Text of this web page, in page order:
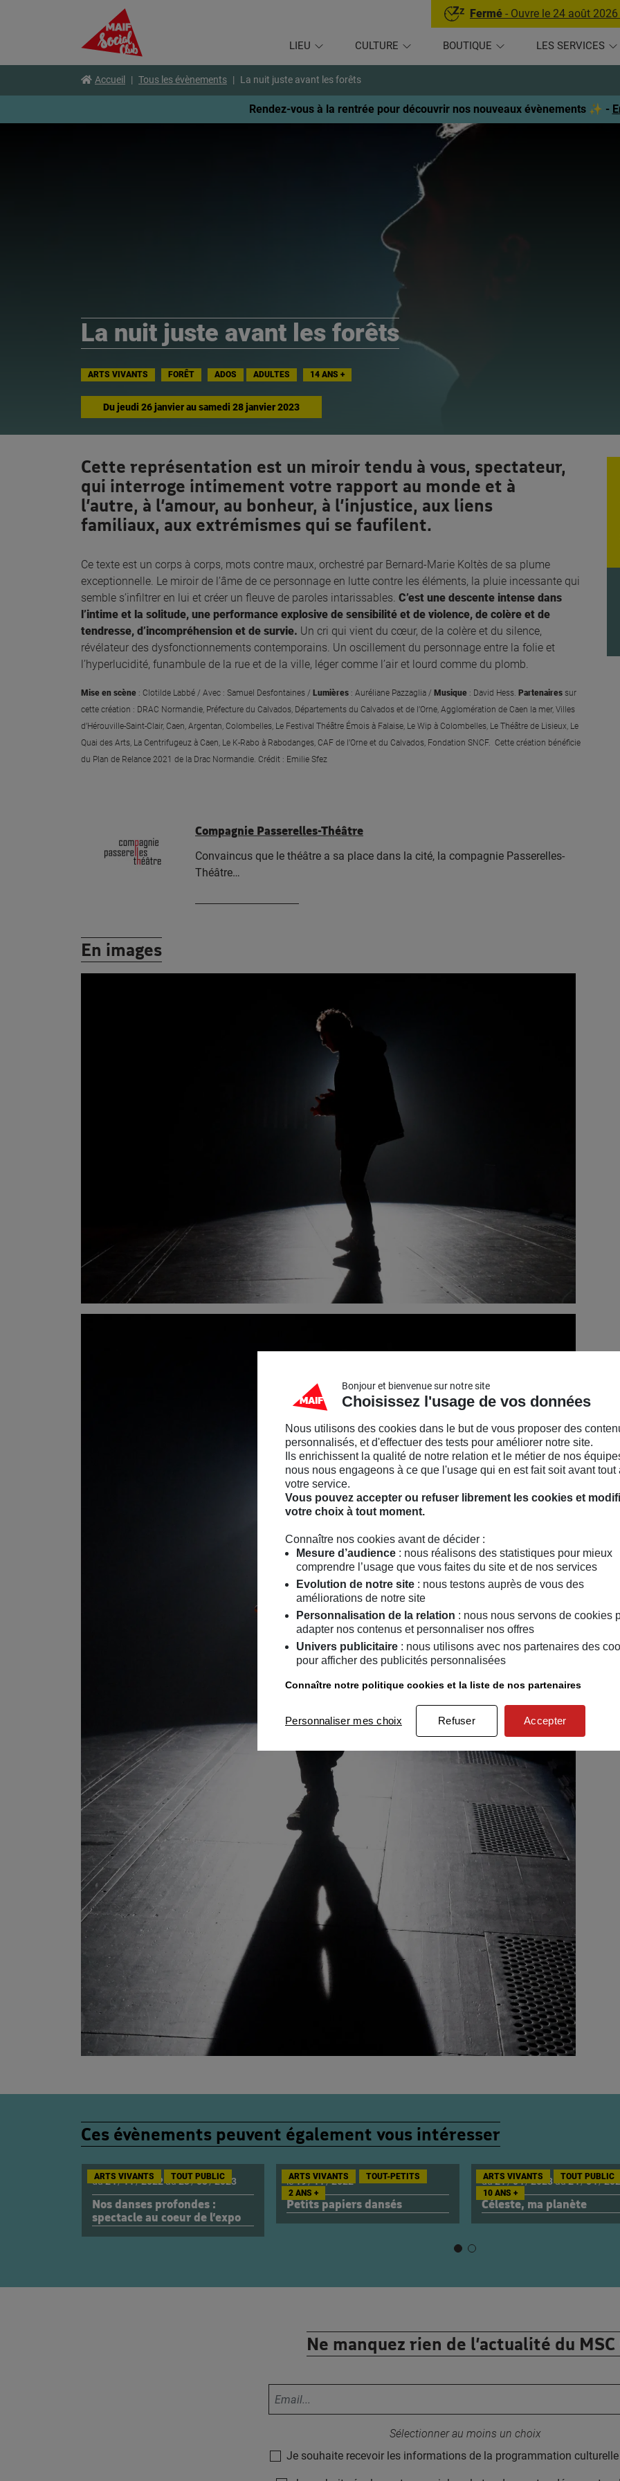
principal
de
Fermé - Ouvre le 24 août
LIEU CULTURE BOUTIQUE LES SERVICES
Accueil Tous les évènements La nuit juste avant les forêts
Rendez-vous à la rentrée pour découvrir nos nouveaux évènements ✨ -
La nuit juste avant les forêts
ARTS VIVANTS FORÊT ADOS ADULTES 14 ANS +
Dujeudi 26 janvierausamedi 28 janvier 2023
Cette représentation est un miroir tendu à vous, spectateur,
qui interroge intimement votre rapport au monde et à
l’autre, à l’amour, au bonheur, à l’injustice, aux liens
familiaux, aux extrémismes qui se faufilent.
Ce texte est un corps à corps, mots contre maux, orchestré par Bernard-Marie Koltès de sa plume
exceptionnelle. Le miroir de l’âme de ce personnage en lutte contre les éléments, la pluie incessante qui
semble s’infiltrer en lui et créer un fleuve de paroles intarissables. C’est une descente intense dans
l’intime et la solitude, une performance explosive de sensibilité et de violence, de colère et de
tendresse, d’incompréhension et de survie. Un cri qui vient du cœur, de la colère et du silence,
révélateur des dysfonctionnements contemporains. Un oscillement du personnage entre la folie et
l’hyperlucidité, funambule de la rue et de la ville, léger comme l’air et lourd comme du plomb.
Mise en scène : Clotilde Labbé / Avec : Samuel Desfontaines / Lumières : Auréliane Pazzaglia / Musique : David Hess. Partenaires sur
cette création : DRAC Normandie, Préfecture du Calvados, Départements du Calvados et de l’Orne, Agglomération de Caen la mer, Villes
d’Hérouville-Saint-Clair, Caen, Argentan, Colombelles, Le Festival Théâtre Émois à Falaise, Le Wip à Colombelles, Le Théâtre de Lisieux, Le
Quai des Arts, La Centrifugeuz à Caen, Le K-Rabo à Rabodanges, CAF de l’Orne et du Calvados, Fondation SNCF. Cette création bénéficie
du Plan de Relance 2021 de la Drac Normandie. Crédit : Emilie Sfez
Compagnie Passerelles-Théâtre
Convaincus que le théâtre a sa place dans la cité, la compagnie Passerelles-
Théâtre…
En images
Ces évènements peuvent également vous intéresser
Nos danses profondes :
spectacle au coeur de l’expo
du24/11/2022au23/03/2023
ARTS VIVANTS TOUT PUBLIC
Petits papiers dansés
le19/11/2022
ARTS VIVANTS
TOUT-PETITS
2 ANS +
Céleste, ma planète
du21/04/2023au24/04/
ARTS VIVANTS
TOUT PUBLIC
10 ANS +
Ne manquez rien de l’actualité du MSC
Sélectionner au moins un choix
Je souhaite recevoir les informations de la programmation
Bonjour et bienvenue sur notre site
Choisissez l'usage de vos données
Nous utilisons des cookies dans le but de vous proposer des
personnalisés, et d'effectuer des tests pour améliorer notre site.
Ils enrichissent la qualité de notre relation et le métier de nos
nous nous engageons à ce que l'usage qui en est fait soit avant tout
votre service.
Vous pouvez accepter ou refuser librement les cookies et
votre choix à tout moment.
Connaître nos cookies avant de décider :
Mesure d’audience : nous réalisons des statistiques pour mieux
comprendre l’usage que vous faites du site et de nos services
Evolution de notre site : nous testons auprès de vous des
améliorations de notre site
Personnalisation de la relation : nous nous servons de cookies
adapter nos contenus et personnaliser nos offres
Univers publicitaire : nous utilisons avec nos partenaires des
pour afficher des publicités personnalisées
Connaître notre politique cookies et la liste de nos partenaires
Personnaliser mes choix Refuser Accepter